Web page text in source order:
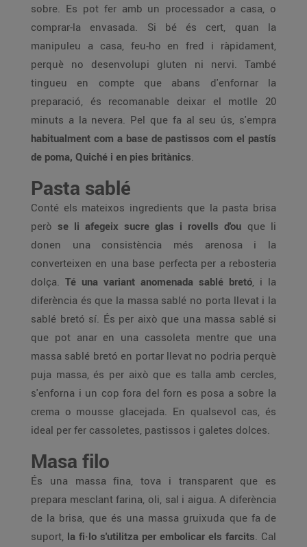
sobre. Es pot fer amb un processador a casa, o
comprar-la envasada. Si bé és cert, quan la
manipuleu a casa, feu-ho en fred i ràpidament,
perquè no desenvolupi gluten ni nervi. També
tingueu en compte que abans d'enfornar la
preparació, és recomanable deixar el motlle 20
minuts a la nevera. Pel que fa al seu ús, s'empra
habitualment com a base de pastissos com el pastís
de poma, Quiché i en pies britànics.
Pasta sablé
Conté els mateixos ingredients que la pasta brisa
però se li afegeix sucre glas i rovells d'ou que li
donen una consistència més arenosa i la
converteixen en una base perfecta per a rebosteria
dolça. Té una variant anomenada sablé bretó, i la
diferència és que la massa sablé no porta llevat i la
sablé bretó sí. És per això que una massa sablé si
que pot anar en una cassoleta mentre que una
massa sablé bretó en portar llevat no podria perquè
puja massa, és per això que es talla amb cercles,
s'enforna i un cop fora del forn es posa a sobre la
crema o mousse glacejada. En qualsevol cas, és
ideal per fer cassoletes, pastissos i galetes dolces.
Masa filo
És una massa fina, tova i transparent que es
prepara mesclant farina, oli, sal i aigua. A diferència
de la brisa, que és una massa gruixuda que fa de
suport, la fi·lo s'utilitza per embolicar els farcits. Cal